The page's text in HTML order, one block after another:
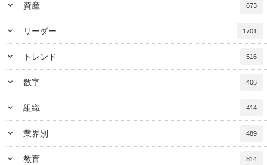
keyboard_arrow_down 資産 673
keyboard_arrow_down リーダー 1701
keyboard_arrow_down トレンド 516
keyboard_arrow_down 数字 406
keyboard_arrow_down 組織 414
keyboard_arrow_down 業界別 489
keyboard_arrow_down 教育 814